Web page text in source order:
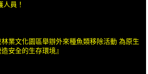
人員！
林業文化園區舉辦外來種魚類移除活動 為原生
安全的生存環境』